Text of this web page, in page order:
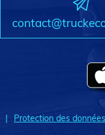
Protection des